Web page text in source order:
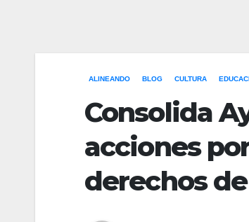
ALINEANDO BLOG CULTURA
Consolida
acciones
derechos